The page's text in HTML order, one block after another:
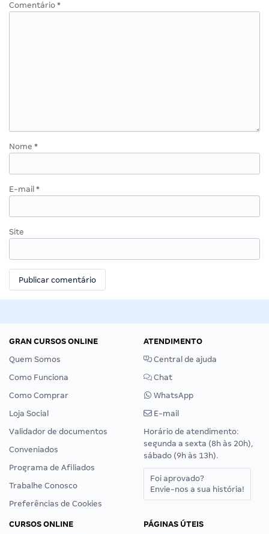
Comentário *
Nome *
E-mail *
Site
GRAN CURSOS ONLINE
Quem Somos
Como Funciona
Como Comprar
Loja Social
Validador de documentos
Conveniados
Programa de Afiliados
Trabalhe Conosco
Preferências de Cookies
ATENDIMENTO
Central de ajuda
Chat
WhatsApp
E-mail
Horário de atendimento:
segunda a sexta (8h às 20h),
sábado (9h às 13h).
Foi aprovado?
Envie-nos a sua história!
CURSOS ONLINE
PÁGINAS ÚTEIS